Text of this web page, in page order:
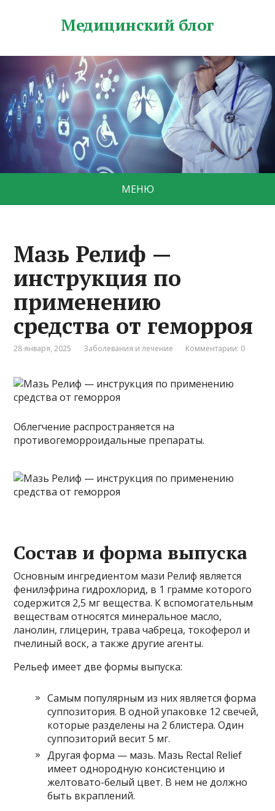
Медицинский блог
МЕНЮ
Мазь Релиф —
инструкция по
применению
средства от геморроя
28 января, 2025 Заболевания и лечение Комментарии: 0
Облегчение распространяется на
противогеморроидальные препараты.
Состав и форма выпуска
Основным ингредиентом мази Релиф является
фенилэфрина гидрохлорид, в 1 грамме которого
содержится 2,5 мг вещества. К вспомогательным
веществам относятся минеральное масло,
ланолин, глицерин, трава чабреца, токоферол и
пчелиный воск, а также другие агенты.
Рельеф имеет две формы выпуска:
Самым популярным из них является форма
суппозитория. В одной упаковке 12 свечей,
которые разделены на 2 блистера. Один
суппозиторий весит 5 мг.
Другая форма — мазь. Мазь Rectal Relief
имеет однородную консистенцию и
желтовато-белый цвет. В нем не должно
быть вкраплений.